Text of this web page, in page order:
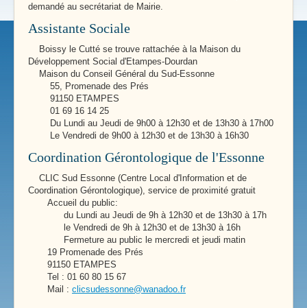
demandé au secrétariat de Mairie.
Assistante Sociale
Boissy le Cutté se trouve rattachée à la Maison du
Développement Social d'Etampes-Dourdan
Maison du Conseil Général du Sud-Essonne
55, Promenade des Prés
91150 ETAMPES
01 69 16 14 25
Du Lundi au Jeudi de 9h00 à 12h30 et de 13h30 à 17h00
Le Vendredi de 9h00 à 12h30 et de 13h30 à 16h30
Coordination Gérontologique de l'Essonne
CLIC Sud Essonne (Centre Local d'Information et de
Coordination Gérontologique), service de proximité gratuit
Accueil du public:
du Lundi au Jeudi de 9h à 12h30 et de 13h30 à 17h
le Vendredi de 9h à 12h30 et de 13h30 à 16h
Fermeture au public le mercredi et jeudi matin
19 Promenade des Prés
91150 ETAMPES
Tel : 01 60 80 15 67
Mail : clicsudessonne@wanadoo.fr